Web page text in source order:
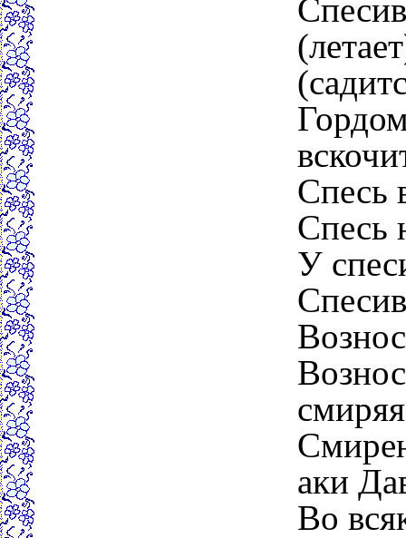
Спесь
Спесь
У
аки
Во